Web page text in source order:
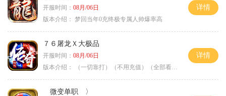
开服时间： 08月/06日
版本介绍： 梦回当年0充终极专属人帅爆率高
详情
７６屠龙Ｘ大极品
开服时间： 08月/06日
版本介绍：
（一切靠打）（不用充值）（全部看脸）
详情
微变单职 〉